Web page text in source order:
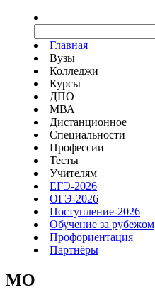
Главная
Вузы
Колледжи
Курсы
ДПО
МВА
Дистанционное
Специальности
Профессии
Тесты
Учителям
ЕГЭ-2026
ОГЭ-2026
Поступление-2026
Обучение за рубежом
Профориентация
Партнёры
MO